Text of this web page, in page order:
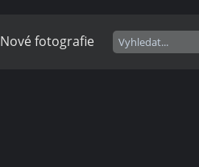
Nové fotografie